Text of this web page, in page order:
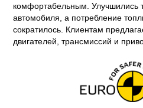
комфортабельным. Улучшились
автомобиля, а потребление
сократилось. Клиентам
двигателей, трансмиссий и